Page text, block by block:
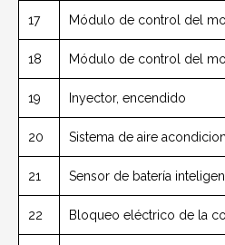
17 Módulo de control del
18 Módulo de control del
19 Inyector, encendido
20 Sistema de aire
21 Sensor de batería
22 Bloqueo eléctrico de la